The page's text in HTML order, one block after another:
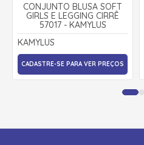
CONJUNTO BLUSA SOFT
GIRLS E LEGGING CIRRÊ
57017 - KAMYLUS
KAMYLUS
CADASTRE-SE PARA VER PREÇOS